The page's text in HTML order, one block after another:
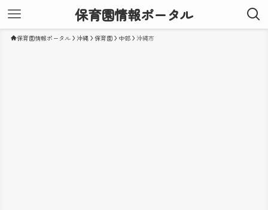
保育園情報ポータル
保育園情報ポータル 沖縄 保育園 中部 沖縄市